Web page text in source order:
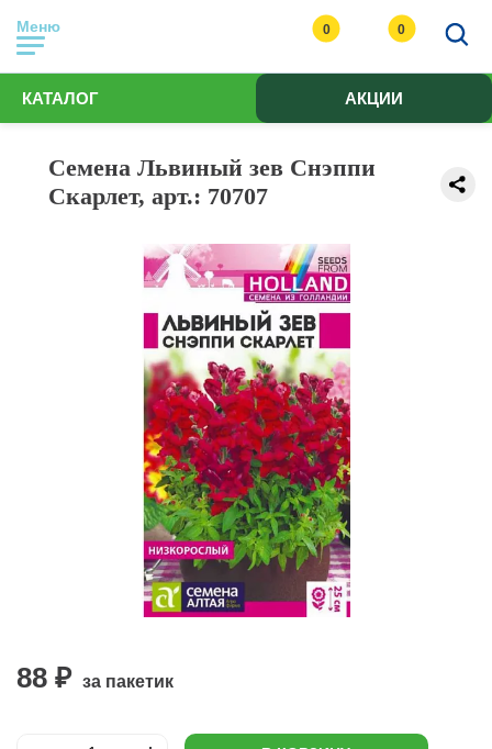
Меню 0 0
КАТАЛОГ АКЦИИ
Семена Львиный зев Снэппи
Скарлет, арт.: 70707
88 ₽ за пакетик